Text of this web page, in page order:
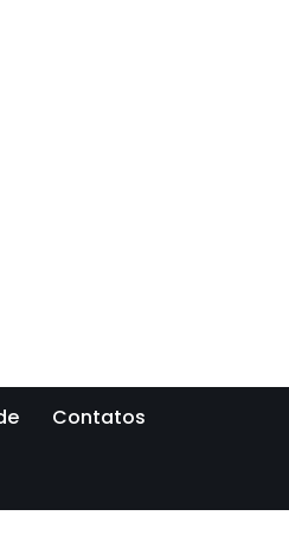
Contatos